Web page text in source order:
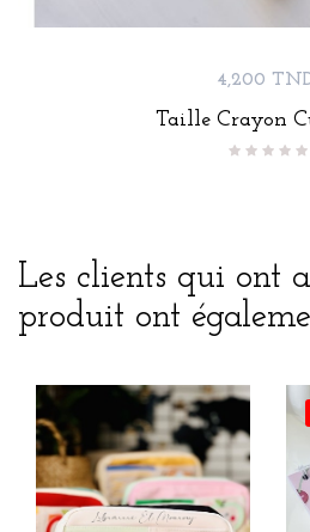
Prix
4,200
Taille Crayon
Les clients qui ont
produit ont